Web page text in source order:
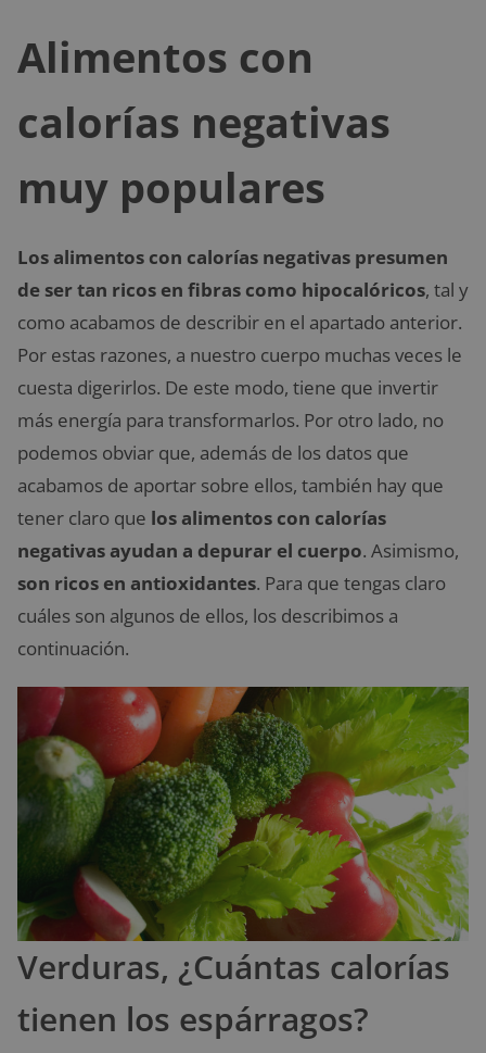
Alimentos con
calorías negativas
muy populares
Los alimentos con calorías negativas presumen
de ser tan ricos en fibras como hipocalóricos, tal y
como acabamos de describir en el apartado anterior.
Por estas razones, a nuestro cuerpo muchas veces le
cuesta digerirlos. De este modo, tiene que invertir
más energía para transformarlos. Por otro lado, no
podemos obviar que, además de los datos que
acabamos de aportar sobre ellos, también hay que
tener claro que los alimentos con calorías
negativas ayudan a depurar el cuerpo. Asimismo,
son ricos en antioxidantes. Para que tengas claro
cuáles son algunos de ellos, los describimos a
continuación.
Verduras, ¿Cuántas calorías
tienen los espárragos?